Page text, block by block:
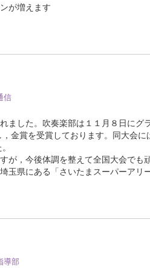
が増えます
信
した。吹奏楽部は１１月８日にグ
金賞を受賞しております。同大会
，今後体調を整えて全国大会でも
県にある「さいたまスーパーアリ
導部